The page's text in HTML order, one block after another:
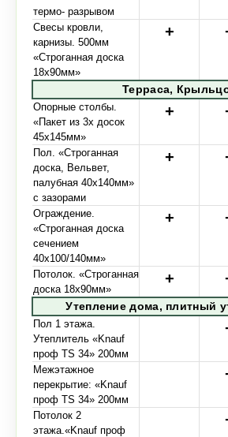
термо- разрывом
Свесы кровли,
карнизы. 500мм
«Строганная доска
18х90мм»
Терраса,
Опорные столбы.
«Пакет из 3х досок
45х145мм»
Пол. «Строганная
доска, Вельвет,
палубная 40х140мм»
с зазорами
Ограждение.
«Строганная доска
сечением
40х100/140мм»
Потолок. «Строганная
доска 18х90мм»
Утепление дома, плитный
Пол 1 этажа.
Утеплитель «Knauf
проф TS 34» 200мм
Межэтажное
перекрытие: «Knauf
проф TS 34» 200мм
Потолок 2
этажа.«Knauf проф